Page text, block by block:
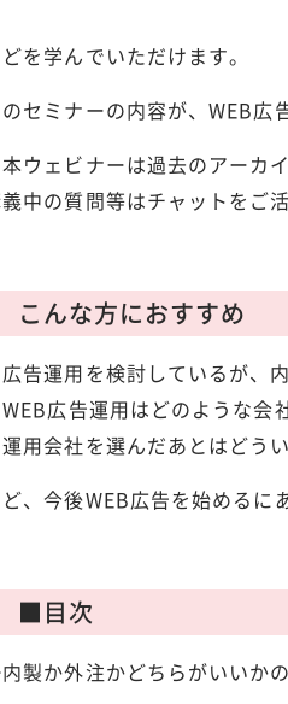
を学んでいただけます。
セミナーの内容が、WEB
ウェビナーは過去のアーカ
中の質問等はチャットをご
こんな方におすすめ
広告運用を検討しているが、
WEB広告運用はどのような
運用会社を選んだあとはどう
、今後WEB広告を始める
■目次
製か外注かどちらがいいか